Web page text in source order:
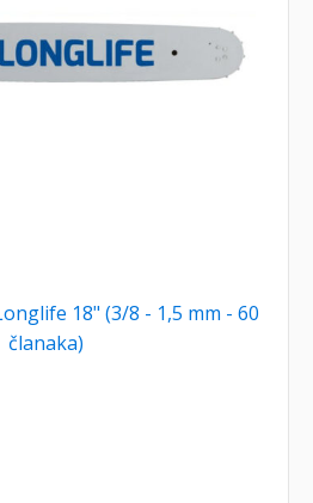
18" (3/8 - 1,5 mm - 60
članaka)